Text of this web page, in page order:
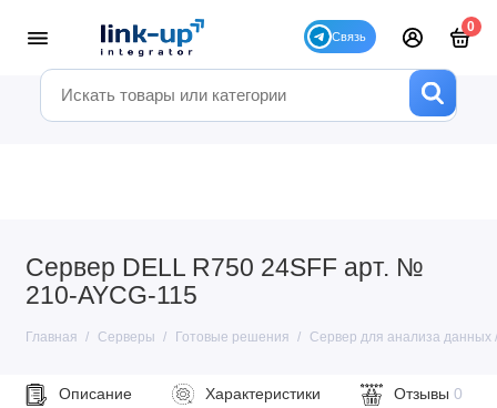
0
Сервер DELL R750 24SFF арт. №
210-AYCG-115
Главная Серверы Готовые решения Сервер для анализа данных
Описание Характеристики Отзывы 0